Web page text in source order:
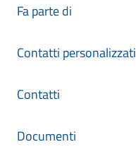
Fa parte di
Contatti personalizzati
Contatti
Documenti